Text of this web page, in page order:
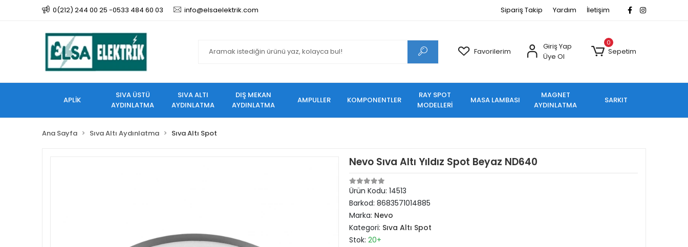
0(212) 244 00 25 -0533 484 60 03 info@elsaelektrik.com Sipariş Takip Yardım İletişim
Favorilerim
Giriş Yap
Üye Ol
0
Sepetim
APLİK
SIVA ÜSTÜ
AYDINLATMA
SIVA ALTI
AYDINLATMA
DIŞ MEKAN
AYDINLATMA
AMPULLER KOMPONENTLER
RAY SPOT
MODELLERİ
MASA LAMBASI
MAGNET
AYDINLATMA
SARKIT
Ana Sayfa Sıva Altı Aydınlatma Sıva Altı Spot
Nevo Sıva Altı Yıldız Spot Beyaz ND640
Ürün Kodu: 14513
Barkod: 8683571014885
Marka: Nevo
Kategori: Sıva Altı Spot
Stok: 20+